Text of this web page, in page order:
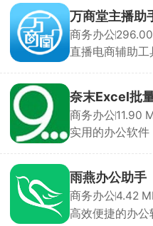
万商堂主播助
商务办公
直播电商辅助工
奈末Excel批
商务办公11.90
实用的办公软件
雨燕办公助手
商务办公4.42
高效便捷的办公